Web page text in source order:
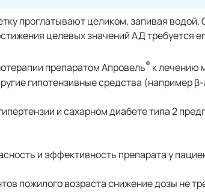
проглатывают целиком, запивая
целевых значений АД требуется
препаратом Апровель® к лечению
гипотензивные средства (например
и сахарном диабете типа 2
и эффективность препарата у
пожилого возраста снижение дозы не